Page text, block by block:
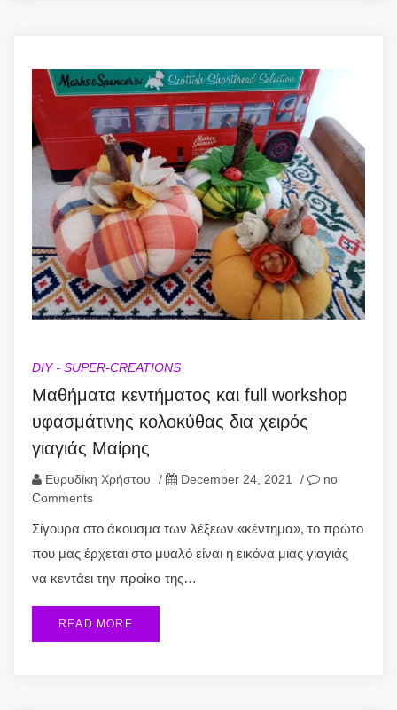
DIY - SUPER-CREATIONS
Μαθήματα κεντήματος και full workshop
υφασμάτινης κολοκύθας δια χειρός
γιαγιάς Μαίρης
Ευρυδίκη Χρήστου / December 24, 2021 /
no
Comments
Σίγουρα στο άκουσμα των λέξεων «κέντημα», το πρώτο
που μας έρχεται στο μυαλό είναι η εικόνα μιας γιαγιάς
να κεντάει την προίκα της…
READ MORE